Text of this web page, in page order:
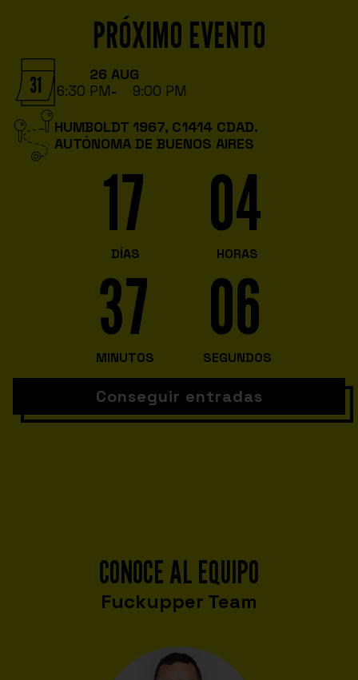
PRÓXIMO EVENTO
26 AUG
6:30 PM-
9:00 PM
HUMBOLDT 1967, C1414 CDAD.
AUTÓNOMA DE BUENOS AIRES
17
DÍAS
04
HORAS
37
MINUTOS
05
SEGUNDOS
Conseguir entradas
CONOCE AL EQUIPO
Fuckupper Team